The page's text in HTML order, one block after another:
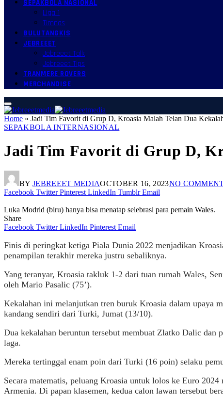
SEPAKBOLA NASIONAL
Liga 1
Timnas
BULUTANGKIS
JEBREEET
Jebreeet Talk
Jebreeet Tips
TRANMERE ROVERS
MERCHANDISE
Home » Jadi Tim Favorit di Grup D, Kroasia Malah Telan Dua
SEPAKBOLA INTERNASIONAL
Jadi Tim Favorit di Grup D,
BY JEBREEET MEDIAOCTOBER 16, 2023NO
Facebook Twitter Pinterest LinkedIn Tumblr Email
Luka Modrid (biru) hanya bisa menatap selebrasi para pemain Wales.
Share
Facebook Twitter LinkedIn Pinterest Email
Finis di peringkat ketiga Piala Dunia 2022 menjadikan
penampilan terakhir mereka justru sebaliknya.
Yang teranyar, Kroasia takluk 1-2 dari tuan rumah Wales,
oleh Mario Pasalic (75’).
Kekalahan ini melanjutkan tren buruk Kroasia dalam upaya
kandang sendiri dari Turki, Jumat (13/10).
Dua kekalahan beruntun tersebut membuat Zlatko Dalic dan
laga.
Mereka tertinggal enam poin dari Turki (16 poin) selaku
Secara matematis, peluang Kroasia untuk lolos ke Euro
Armenia. Di papan klasemen, kedua calon lawan tersebut